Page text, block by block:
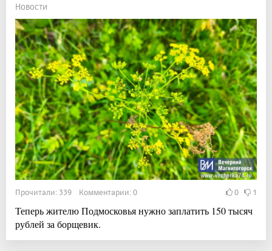
Новости
Прочитали: 339 Комментарии: 0 0 1
Теперь жителю Подмосковья нужно заплатить 150 тысяч
рублей за борщевик.